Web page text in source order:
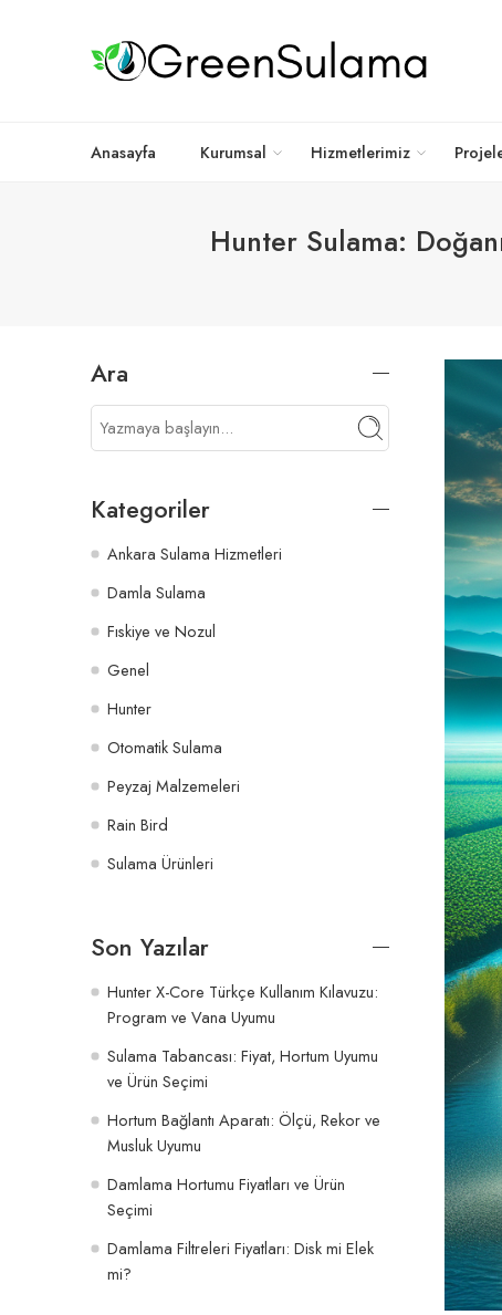
Anasayfa Kurumsal Hizmetlerimiz
Hunter Sulama:
Ara
Kategoriler
Ankara Sulama Hizmetleri
Damla Sulama
Fıskiye ve Nozul
Genel
Hunter
Otomatik Sulama
Peyzaj Malzemeleri
Rain Bird
Sulama Ürünleri
Son Yazılar
Hunter X-Core Türkçe Kullanım Kılavuzu:
Program ve Vana Uyumu
Sulama Tabancası: Fiyat, Hortum Uyumu
ve Ürün Seçimi
Hortum Bağlantı Aparatı: Ölçü, Rekor ve
Musluk Uyumu
Damlama Hortumu Fiyatları ve Ürün
Seçimi
Damlama Filtreleri Fiyatları: Disk mi Elek
mi?